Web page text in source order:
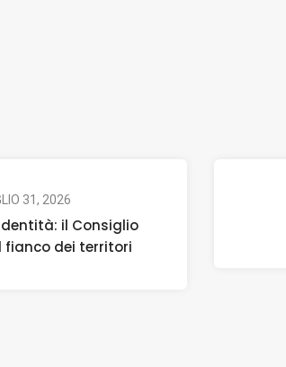
31, 2026
il Consiglio
fianco dei territori